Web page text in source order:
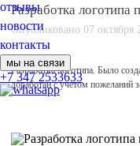
отзывы
новости
контакты
мы на связи
+7 347 2533633
Разработка логотипа
Опубликовано 07 октября
Разработка логотипа. Было
доработан с учетом пожеланий